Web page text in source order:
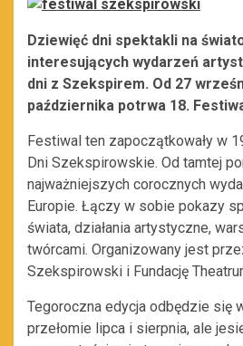
Dziewięć dni spektakli na
interesujących wydarzeń
dni z Szekspirem. Od 27
października potrwa 18.
Festiwal ten zapoczątkowały w
Dni Szekspirowskie. Od tamtej
najważniejszych corocznych
Europie. Łączy w sobie pokazy
świata, działania artystyczne,
twórcami. Organizowany jest
Szekspirowski i Fundację
Tegoroczna edycja odbędzie się
przełomie lipca i sierpnia, ale